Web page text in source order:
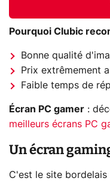
Pourquoi Clubic
Bonne qualité
Prix extrêmement
Faible temps de
Écran PC gamer :
meilleurs écrans PC
Un écran
C'est le site